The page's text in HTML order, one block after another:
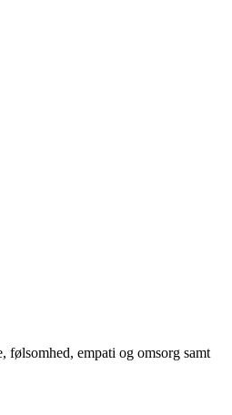
empati og omsorg samt